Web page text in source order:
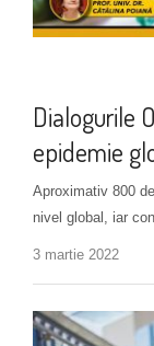
Dialogurile
epidemie
Aproximativ 800
nivel global, iar
3 martie 2022